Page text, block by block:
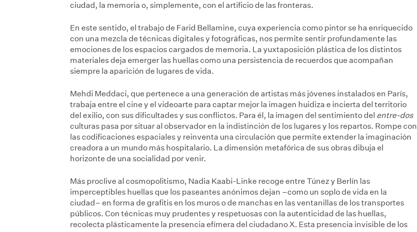
ciudad, la memoria o, simplemente, con el artificio de las fronteras.
En este sentido, el trabajo de Farid Bellamine, cuya experiencia como pintor se ha enriquecido
con una mezcla de técnicas digitales y fotográficas, nos permite sentir profundamente las
emociones de los espacios cargados de memoria. La yuxtaposición plástica de los distintos
materiales deja emerger las huellas como una persistencia de recuerdos que acompañan
siempre la aparición de lugares de vida.
Mehdi Meddaci, que pertenece a una generación de artistas más jóvenes instalados en París,
trabaja entre el cine y el videoarte para captar mejor la imagen huidiza e incierta del territorio
del exilio, con sus dificultades y sus conflictos. Para él, la imagen del sentimiento del entre-dos
culturas pasa por situar al observador en la indistinción de los lugares y los repartos. Rompe con
las codificaciones espaciales y reinventa una circulación que permite extender la imaginación
creadora a un mundo más hospitalario. La dimensión metafórica de sus obras dibuja el
horizonte de una socialidad por venir.
Más proclive al cosmopolitismo, Nadia Kaabi-Linke recoge entre Túnez y Berlín las
imperceptibles huellas que los paseantes anónimos dejan –como un soplo de vida en la
ciudad– en forma de grafitis en los muros o de manchas en las ventanillas de los transportes
públicos. Con técnicas muy prudentes y respetuosas con la autenticidad de las huellas,
recolecta plásticamente la presencia efímera del ciudadano X. Esta presencia invisible de los